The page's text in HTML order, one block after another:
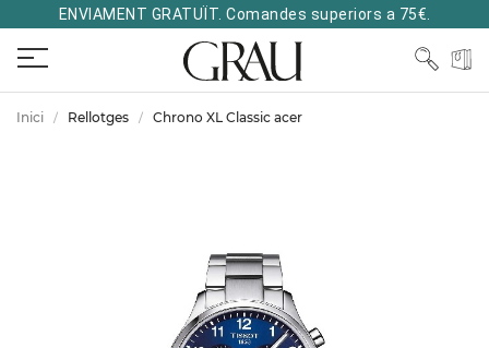
ENVIAMENT GRATUÏT. Comandes superiors a 75€.
Inici Rellotges Chrono XL Classic acer